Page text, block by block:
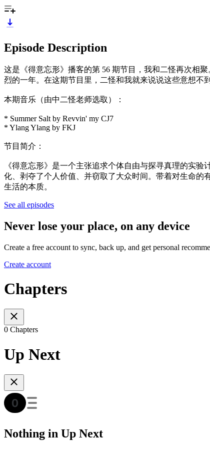
Episode Description
这是《得意忘形》播客的第 56 期节目，我和二怪再次相
烈的一年。在这期节目里，二怪和我就来说说这些意想不
本期音乐（由中二怪老师选取）：
* Summer Salt by Revvin' my CJ7
* Ylang Ylang by FKJ
节目简介：
《得意忘形》是一个主张追求个体自由与探寻真理的实
化、剥夺了个人价值、并窃取了大众时间。带着对生命
生活的本质。
See all episodes
Never lose your place, on any device
Create a free account to sync, back up, and get personal
Create account
Chapters
0 Chapters
Up Next
Nothing in Up Next